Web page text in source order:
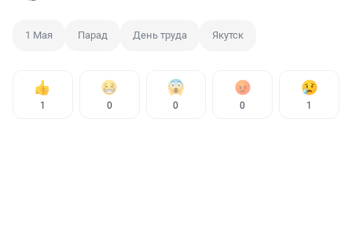
1 Мая Парад День труда Якутск
1 0 0 0 1